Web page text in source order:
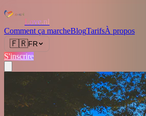
Love.nl
Comment ça marcheBlogTarifsÀ propos
🇫🇷FR
S'inscrire